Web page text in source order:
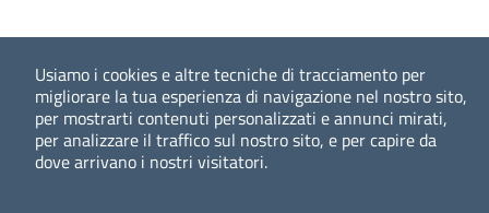
Usiamo i cookies e altre tecniche di tracciamento per
migliorare la tua esperienza di navigazione nel nostro sito,
per mostrarti contenuti personalizzati e annunci mirati,
per analizzare il traffico sul nostro sito, e per capire da
dove arrivano i nostri visitatori.